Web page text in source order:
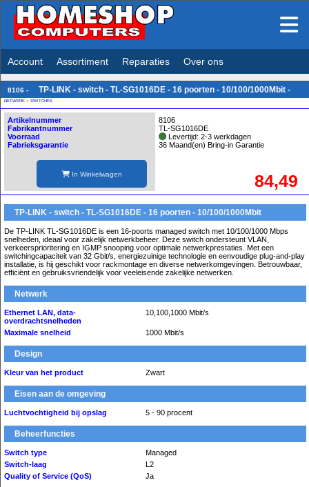
Account Assortiment Reparaties Over ons
8106 - TP-LINK - switch - TL-SG1016DE - 16 poorten - 10/100/1000Mbit -
NETWERK > SWITCHES
Artikelnummer
Fabrikantnummer
Voorraad
Fabrieksgarantie
In Winkelwagen
8106
TL-SG1016DE
Levertijd: 2-3 werkdagen
36 Maand(en) Bring-in Garantie
84,49
TP-LINK - switch - TL-SG1016DE - 16 poorten - 10/100/1000Mbit
De TP-LINK TL-SG1016DE is een 16-poorts managed switch met 10/100/1000 Mbps
snelheden, ideaal voor zakelijk netwerkbeheer. Deze switch ondersteunt VLAN,
verkeersprioritering en IGMP snooping voor optimale netwerkprestaties. Met een
switchingcapaciteit van 32 Gbit/s, energiezuinige technologie en eenvoudige plug-and-play
installatie, is hij geschikt voor rackmontage en diverse netwerkomgevingen. Betrouwbaar,
efficiënt en gebruiksvriendelijk voor veeleisende zakelijke netwerken.
Netwerk
Ethernet LAN, data-
overdrachtsnelheden
10,100,1000 Mbit/s
Maximale snelheid 1000 Mbit/s
Design
Kleur van het product Zwart
Eisen aan de omgeving
Luchtvochtigheid bij opslag 5 - 90 procent
Beheerfuncties
Switch type
Managed
Switch-laag
L2
Quality of Service (QoS)
Ja